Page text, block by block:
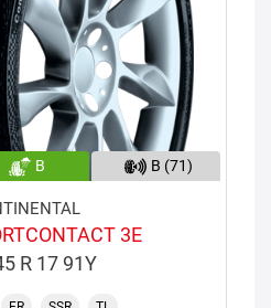
B B (71)
3E
R 17 91Y